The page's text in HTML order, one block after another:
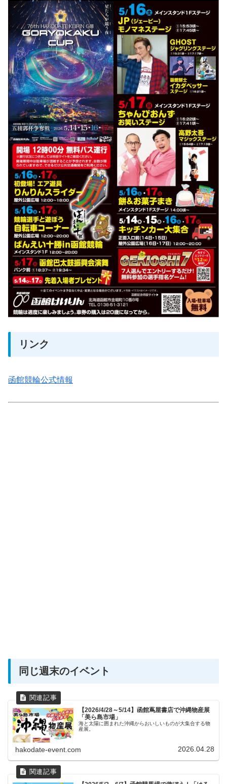
リンク
函館競輪公式情報
同じ週末のイベント
【2026/4/28～5/14】函館蔦屋書店で沖縄物産展
「美ら島市場」
海と太陽に囲まれた沖縄からおいしいものが大集合する物
産展。
hakodate-event.com 2026.04.28